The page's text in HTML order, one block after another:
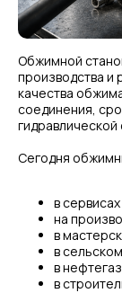
Обжимной
производства и
качества
соединения,
гидравлической
Сегодня
в
на
в
в
в
в